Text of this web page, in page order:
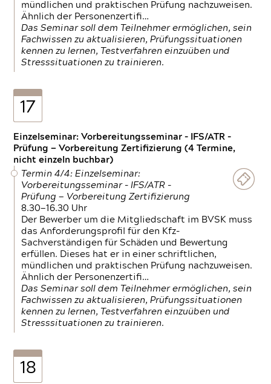
mündlichen und praktischen Prüfung nachzuweisen.
Ähnlich der Personenzertifi…
Das Seminar soll dem Teilnehmer ermöglichen, sein
Fachwissen zu aktualisieren, Prüfungssituationen
kennen zu lernen, Testverfahren einzuüben und
Stresssituationen zu trainieren.
17
Einzelseminar: Vorbereitungsseminar - IFS/ATR -
Prüfung — Vorbereitung Zertifizierung (4 Termine,
nicht einzeln buchbar)
Termin 4/4: Einzelseminar:
Vorbereitungsseminar - IFS/ATR -
Prüfung — Vorbereitung Zertifizierung
8.30—16.30 Uhr
Der Bewerber um die Mitgliedschaft im BVSK muss
das Anforderungsprofil für den Kfz-
Sachverständigen für Schäden und Bewertung
erfüllen. Dieses hat er in einer schriftlichen,
mündlichen und praktischen Prüfung nachzuweisen.
Ähnlich der Personenzertifi…
Das Seminar soll dem Teilnehmer ermöglichen, sein
Fachwissen zu aktualisieren, Prüfungssituationen
kennen zu lernen, Testverfahren einzuüben und
Stresssituationen zu trainieren.
18